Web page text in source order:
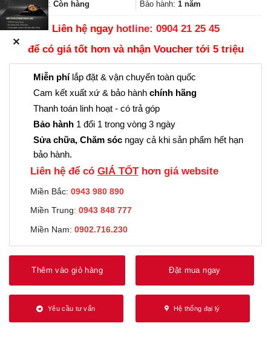
Trạng thái: Còn hàng Bảo hành: 1 năm
Liên hệ ngay hotline: 0904 21 25 45
để có giá tốt hơn và nhận Voucher tới 5 triệu
Miễn phílắp đặt & vận chuyển toàn quốc
Cam kết xuất xứ & bảo hành chính hãng
Thanh toán linh hoạt - có trả góp
Bảo hành 1 đổi 1 trong vòng 3 ngày
Sửa chữa, Chăm sóc ngay cả khi sản phẩm hết hạn
bảo hành.
Liên hệ để có GIÁ TỐThơn giá website
Miền Bắc: 0943 980 890
Miền Trung: 0943 848 777
Miền Nam: 0902.716.230
Thêm vào giỏ hàng Đặt mua ngay
Yêu cầu tư vấn Hệ thống đại lý
✕